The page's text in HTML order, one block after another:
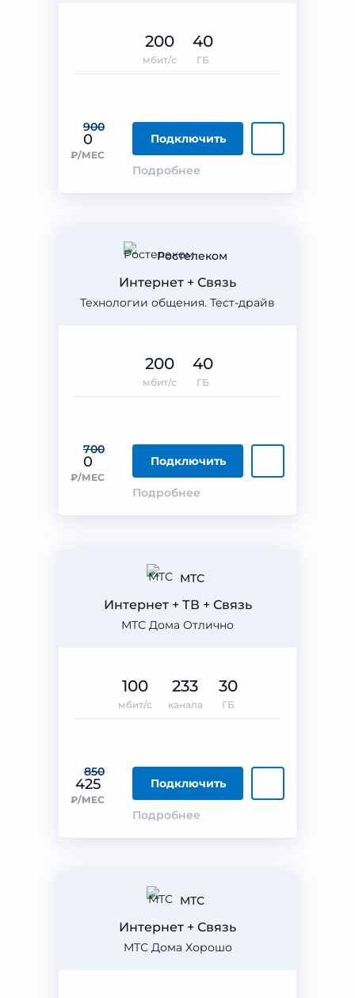
900
0
₽/МЕС
Подключить
Подробнее
200
мбит/с
40
ГБ
Ростелеком
Технологии общения. Тест-драйв
Интернет + Связь
700
0
₽/МЕС
Подключить
Подробнее
200
мбит/с
40
ГБ
МТС
МТС Дома Отлично
Интернет + ТВ + Связь
850
425
₽/МЕС
Подключить
Подробнее
100
мбит/с
233
канала
30
ГБ
МТС
МТС Дома Хорошо
Интернет + Связь